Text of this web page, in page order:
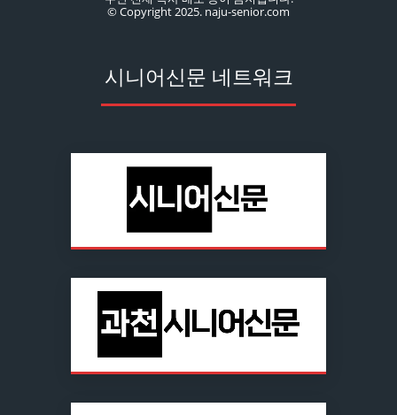
© Copyright 2025. naju-senior.com
시니어신문 네트워크